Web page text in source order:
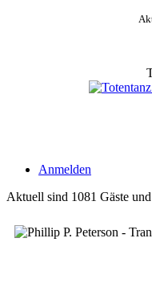
Anmelden
Aktuell sind 1081 Gäste